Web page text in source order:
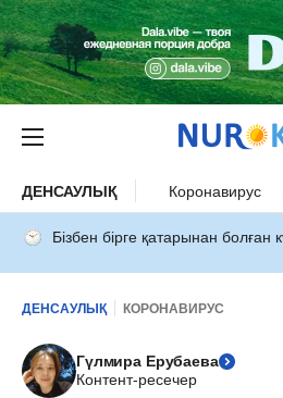
ДЕНСАУЛЫҚ Коронавирус
Бізбен бірге қатарынан болған
ДЕНСАУЛЫҚ КОРОНАВИРУС
Гүлмира Ерубаева
Контент-ресечер